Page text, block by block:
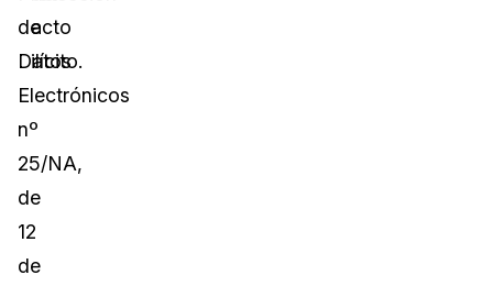
acto
ilícito.
de
Datos
Electrónicos
nº
25/NA,
de
12
de